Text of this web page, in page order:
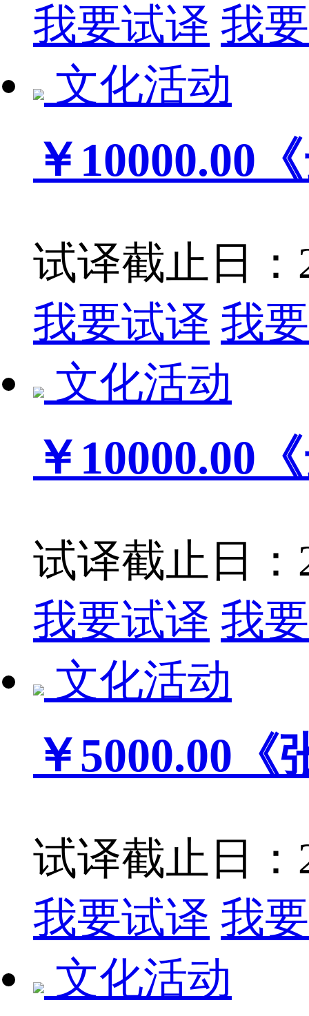
我要试译 我
文化活动
￥10000.00
试译截止日：
我要试译 我
文化活动
￥10000.00
试译截止日：
我要试译 我
文化活动
￥5000.00
试译截止日：
我要试译 我
文化活动